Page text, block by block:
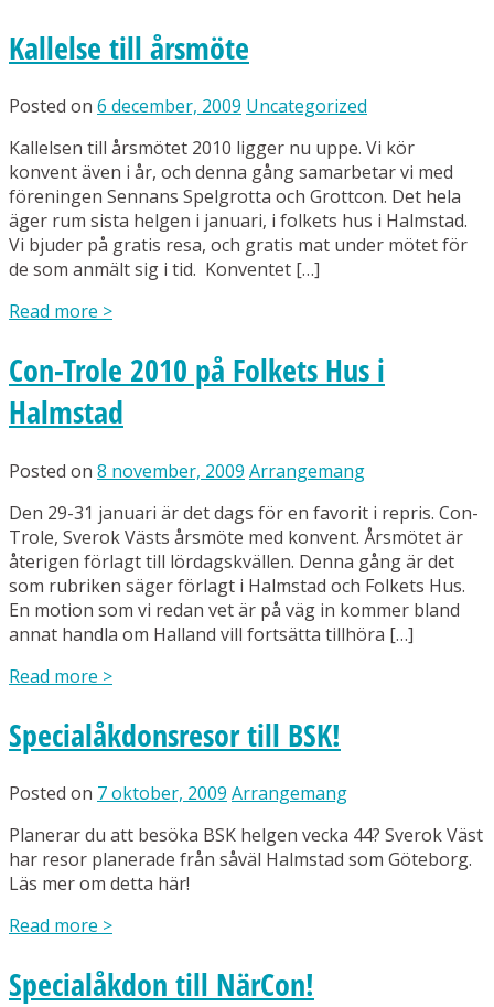
Kallelse till årsmöte
Posted on 6 december, 2009 Uncategorized
Kallelsen till årsmötet 2010 ligger nu uppe. Vi kör
konvent även i år, och denna gång samarbetar vi med
föreningen Sennans Spelgrotta och Grottcon. Det hela
äger rum sista helgen i januari, i folkets hus i Halmstad.
Vi bjuder på gratis resa, och gratis mat under mötet för
de som anmält sig i tid. Konventet […]
Read more >
Con-Trole 2010 på Folkets Hus i
Halmstad
Posted on 8 november, 2009 Arrangemang
Den 29-31 januari är det dags för en favorit i repris. Con-
Trole, Sverok Västs årsmöte med konvent. Årsmötet är
återigen förlagt till lördagskvällen. Denna gång är det
som rubriken säger förlagt i Halmstad och Folkets Hus.
En motion som vi redan vet är på väg in kommer bland
annat handla om Halland vill fortsätta tillhöra […]
Read more >
Specialåkdonsresor till BSK!
Posted on 7 oktober, 2009 Arrangemang
Planerar du att besöka BSK helgen vecka 44? Sverok Väst
har resor planerade från såväl Halmstad som Göteborg.
Läs mer om detta här!
Read more >
Specialåkdon till NärCon!